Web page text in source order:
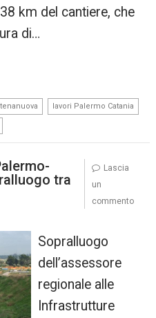
km del cantiere, che
di…
lavori Palermo Catania
tra
Sopralluogo
dell’assessore
regionale alle
Infrastrutture
Lascia
un
commento